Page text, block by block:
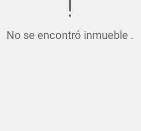
No se encontró inmueble .